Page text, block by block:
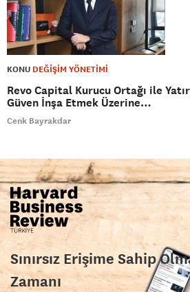
KONU DEĞİŞİM YÖNETİMİ
Revo Capital Kurucu Ortağı ile
Güven İnşa Etmek Üzerine…
Cenk Bayrakdar
Sınırsız Erişime Sahip
Zamanı